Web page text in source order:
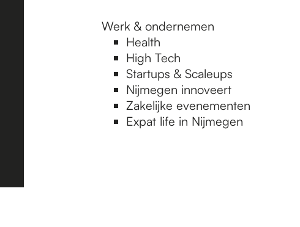
Werk & ondernemen
Health
High Tech
Startups & Scaleups
Nijmegen innoveert
Zakelijke evenementen
Expat life in Nijmegen